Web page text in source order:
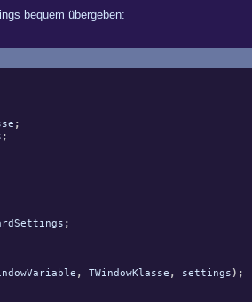
bequem übergeben:
;
;
;
, TWindowKlasse , settings ) ;